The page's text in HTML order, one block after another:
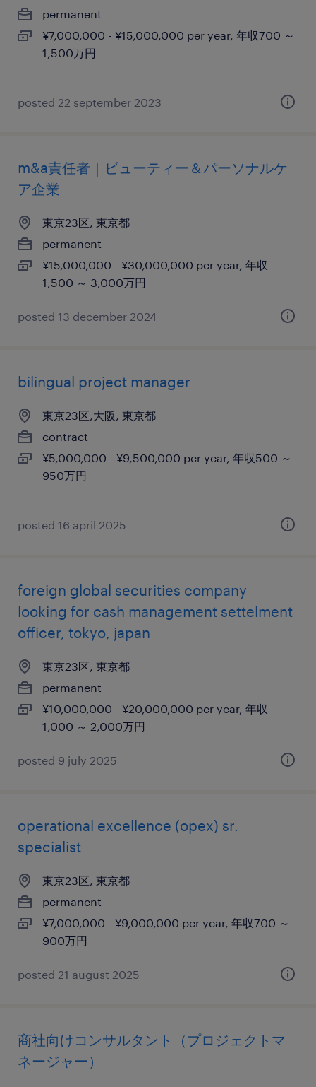
permanent
¥7,000,000 - ¥15,000,000 per year, 年収700 ～
1,500万円
posted 22 september 2023
m&a責任者｜ビューティー＆パーソナルケ
ア企業
東京23区, 東京都
permanent
¥15,000,000 - ¥30,000,000 per year, 年収
1,500 ～ 3,000万円
posted 13 december 2024
bilingual project manager
東京23区,大阪, 東京都
contract
¥5,000,000 - ¥9,500,000 per year, 年収500 ～
950万円
posted 16 april 2025
foreign global securities company
looking for cash management settelment
officer, tokyo, japan
東京23区, 東京都
permanent
¥10,000,000 - ¥20,000,000 per year, 年収
1,000 ～ 2,000万円
posted 9 july 2025
operational excellence (opex) sr.
specialist
東京23区, 東京都
permanent
¥7,000,000 - ¥9,000,000 per year, 年収700 ～
900万円
posted 21 august 2025
商社向けコンサルタント（プロジェクトマ
ネージャー）